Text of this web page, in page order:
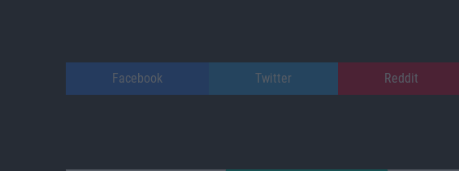
Facebook Twitter Reddit